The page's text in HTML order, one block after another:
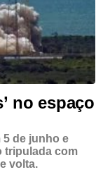
no espaço
5 de junho e
tripulada com
volta.